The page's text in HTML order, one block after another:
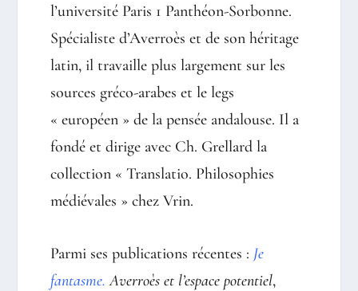
l’université Paris 1 Panthéon-Sorbonne.
Spécialiste d’Averroès et de son héritage
latin, il travaille plus largement sur les
sources gréco-arabes et le legs
« européen » de la pensée andalouse. Il a
fondé et dirige avec Ch. Grellard la
collection « Translatio. Philosophies
médiévales » chez Vrin.
Parmi ses publications récentes : Je
fantasme. Averroès et l’espace potentiel,